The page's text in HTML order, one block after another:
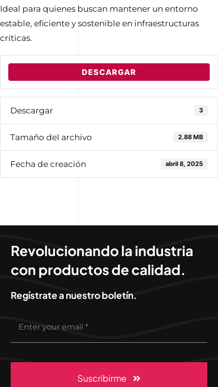
Ideal para quienes buscan mantener un entorno
estable, eficiente y sostenible en infraestructuras
críticas.
DESCARGAR
Descargar 3
Tamaño del archivo 2.88 MB
Fecha de creación abril 8, 2025
Revolucionando la industria
con productos de calidad.
Regístrate a nuestro boletín.
Suscribirme